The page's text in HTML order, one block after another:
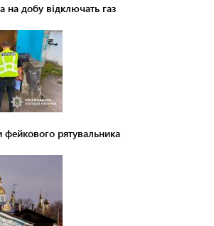
на добу відключать газ
фейкового рятувальника